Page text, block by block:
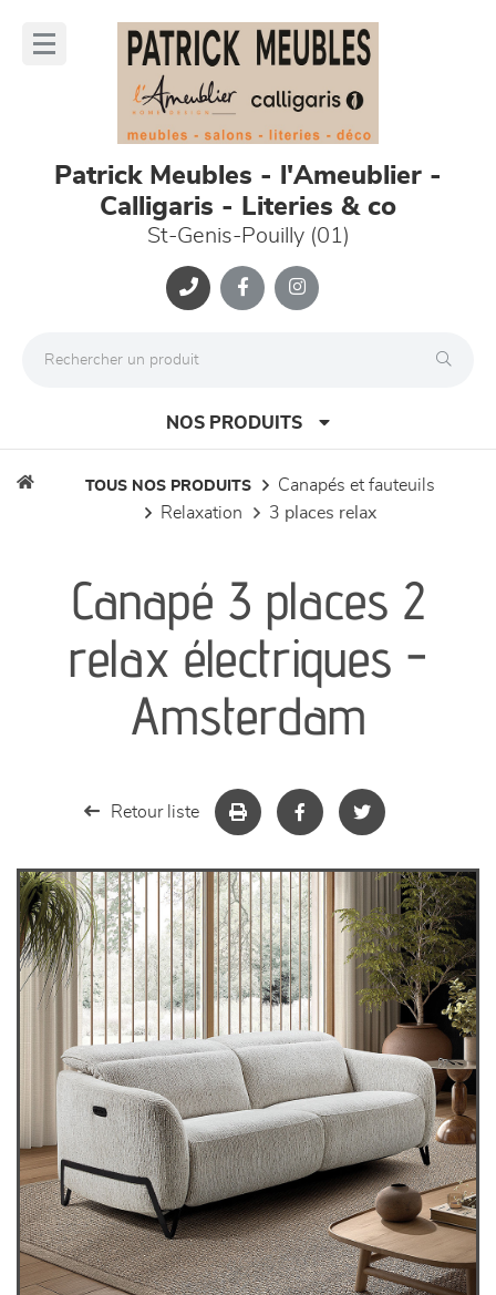
Patrick Meubles - l'Ameublier -
Calligaris - Literies & co
St-Genis-Pouilly (01)
NOS PRODUITS
séjours
meubles de complément
chambres et dressing
TOUS NOS PRODUITS
canapés et fauteuils
relaxation
3 places relax
Canapé 3 places 2
relax électriques -
Amsterdam
Retour liste